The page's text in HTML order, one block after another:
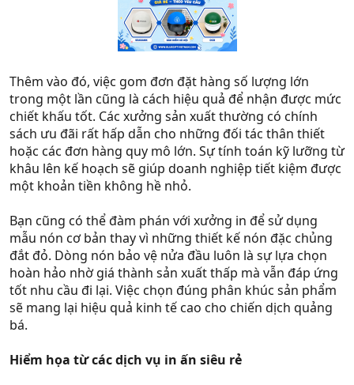
Thêm vào đó, việc gom đơn đặt hàng số lượng lớn
trong một lần cũng là cách hiệu quả để nhận được mức
chiết khấu tốt. Các xưởng sản xuất thường có chính
sách ưu đãi rất hấp dẫn cho những đối tác thân thiết
hoặc các đơn hàng quy mô lớn. Sự tính toán kỹ lưỡng từ
khâu lên kế hoạch sẽ giúp doanh nghiệp tiết kiệm được
một khoản tiền không hề nhỏ.
Bạn cũng có thể đàm phán với xưởng in để sử dụng
mẫu nón cơ bản thay vì những thiết kế nón đặc chủng
đắt đỏ. Dòng nón bảo vệ nửa đầu luôn là sự lựa chọn
hoàn hảo nhờ giá thành sản xuất thấp mà vẫn đáp ứng
tốt nhu cầu đi lại. Việc chọn đúng phân khúc sản phẩm
sẽ mang lại hiệu quả kinh tế cao cho chiến dịch quảng
bá.
Hiểm họa từ các dịch vụ in ấn siêu rẻ